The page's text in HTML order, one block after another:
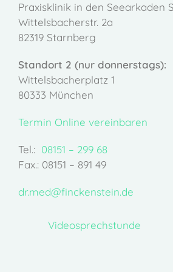
Praxisklinik in den Seearkaden
Wittelsbacherstr. 2a
82319 Starnberg
Standort 2 (nur donnerstags):
Wittelsbacherplatz 1
80333 München
Termin Online vereinbaren
Tel.: 08151 – 299 68
Fax.: 08151 – 891 49
dr.med@finckenstein.de
Videosprechstunde